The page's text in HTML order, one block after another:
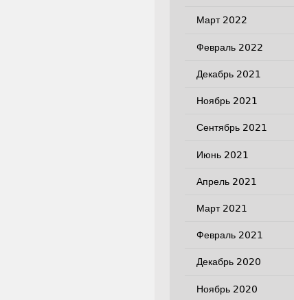
Март 2022
Февраль 2022
Декабрь 2021
Ноябрь 2021
Сентябрь 2021
Июнь 2021
Апрель 2021
Март 2021
Февраль 2021
Декабрь 2020
Ноябрь 2020